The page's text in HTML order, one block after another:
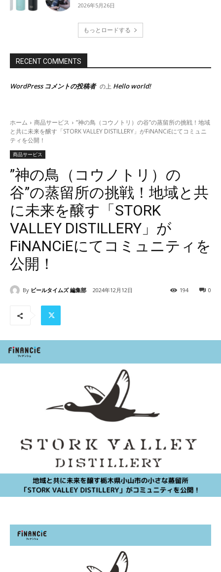
2026年5月26日
もっとロードする
RECENT COMMENTS
WordPress コメントの投稿者 の上 Hello world!